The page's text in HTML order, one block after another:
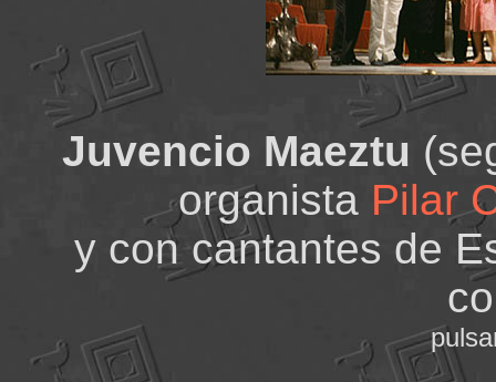
Juvencio Maeztu
organista Pilar
y con cantantes de